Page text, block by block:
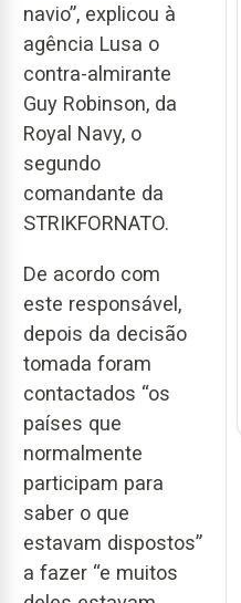
navio”, explicou à
agência Lusa o
contra-almirante
Guy Robinson, da
Royal Navy, o
segundo
comandante da
STRIKFORNATO.
De acordo com
este responsável,
depois da decisão
tomada foram
contactados “os
países que
normalmente
participam para
saber o que
estavam dispostos”
a fazer “e muitos